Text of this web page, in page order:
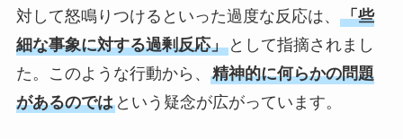
対して怒鳴りつけるといった過度な反応は、 「些
細な事象に対する過剰反応」として指摘されまし
た。このような行動から、 精神的に何らかの問題
があるのではという疑念が広がっています。